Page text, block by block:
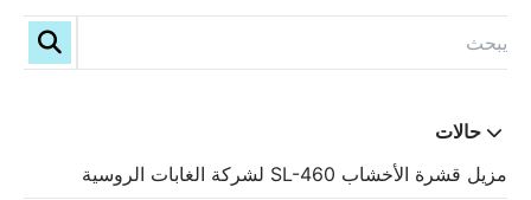
حالات
مزيل قشرة الأخشاب SL-460 لشركة الغابات الروسية